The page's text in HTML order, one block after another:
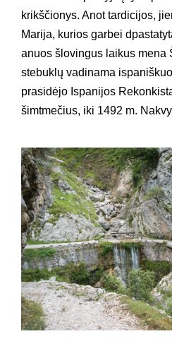
krikščionys. Anot tardicijos,
Marija, kurios garbei
anuos šlovingus laikus mena
stebuklų vadinama
prasidėjo Ispanijos
šimtmečius, iki 1492 m.